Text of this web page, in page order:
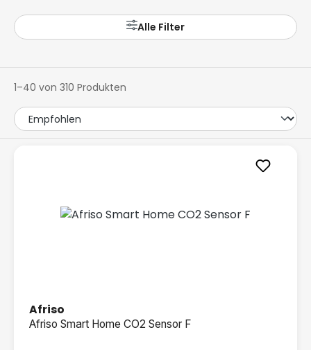
Alle Filter
1–40 von 310 Produkten
Afriso
Afriso Smart Home CO2 Sensor F